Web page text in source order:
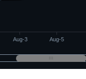
Aug-3 Aug-5